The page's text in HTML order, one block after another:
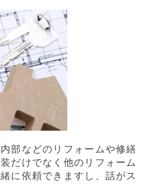
部などのリフォームや修繕
だけでなく他のリフォーム
に依頼できますし、話がス